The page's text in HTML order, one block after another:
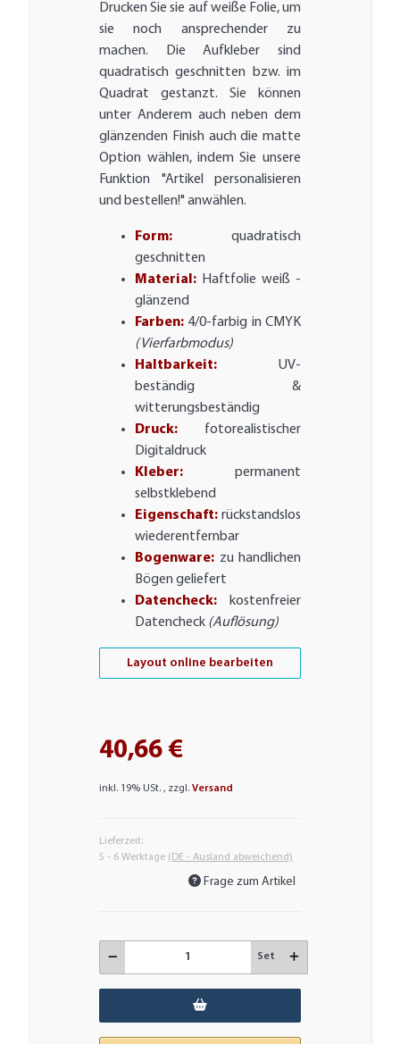
Drucken Sie sie auf weiße Folie, um
sie noch ansprechender zu
machen. Die Aufkleber sind
quadratisch geschnitten bzw. im
Quadrat gestanzt. Sie können
unter Anderem auch neben dem
glänzenden Finish auch die matte
Option wählen, indem Sie unsere
Funktion "Artikel personalisieren
und bestellen!" anwählen.
Form: quadratisch
geschnitten
Material: Haftfolie weiß -
glänzend
Farben: 4/0-farbig in CMYK
(Vierfarbmodus)
Haltbarkeit: UV-
beständig &
witterungsbeständig
Druck: fotorealistischer
Digitaldruck
Kleber: permanent
selbstklebend
Eigenschaft: rückstandslos
wiederentfernbar
Bogenware: zu handlichen
Bögen geliefert
Datencheck: kostenfreier
Datencheck (Auflösung)
Layout online bearbeiten
40,66 €
inkl. 19% USt. , zzgl.Versand
Lieferzeit:
5 - 6 Werktage (DE - Ausland abweichend)
Frage zum Artikel
Set